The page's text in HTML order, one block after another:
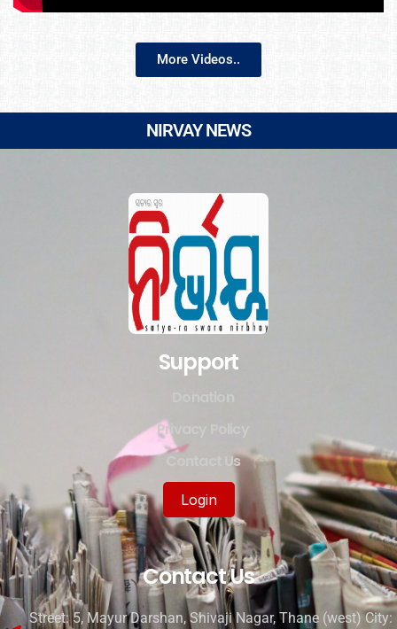
More Videos..
NIRVAY NEWS
Support
Privacy Policy
Contact Us
Login
Contact Us
Street: 5, Mayur Darshan, Shivaji Nagar, Thane (west) City: